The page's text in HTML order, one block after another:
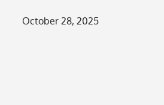
Posted
October 28, 2025